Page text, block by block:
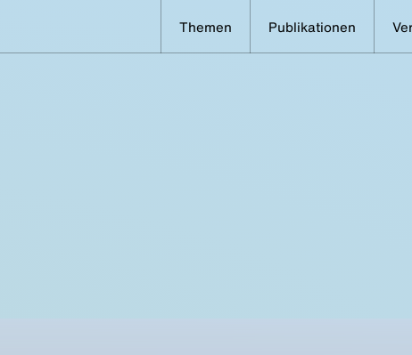
Themen Publikationen